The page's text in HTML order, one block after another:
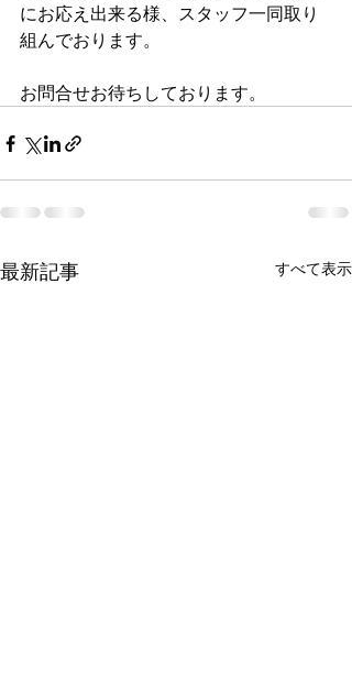
にお応え出来る様、スタッフ一同取り
組んでおります。
お問合せお待ちしております。
最新記事 すべて表示